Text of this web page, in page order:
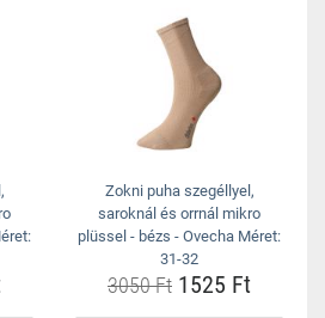
Zokni puha szegéllyel,
saroknál és orrnál mikro
plüssel - bézs - Ovecha Méret:
31-32
3050 Ft 1525 Ft